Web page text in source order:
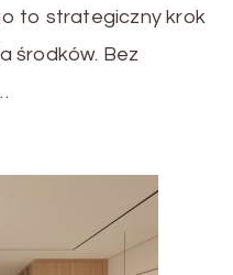
to strategiczny krok
środków. Bez